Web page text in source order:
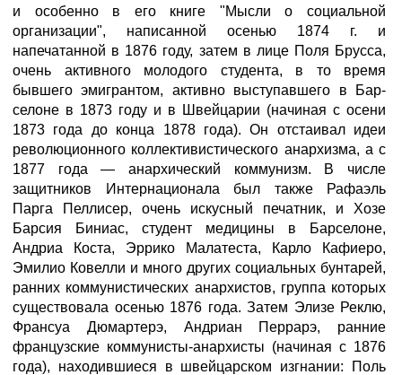
и особенно в его книге "Мысли о социальной
организации", написанной осенью 1874 г. и
напечатанной в 1876 году, затем в лице Поля Брусса,
очень активного молодого студента, в то время
бывшего эмигрантом, активно выступавшего в Бар­
селоне в 1873 году и в Швейцарии (начиная с осени
1873 года до конца 1878 года). Он отстаивал идеи
революционного коллективистического анархизма, а с
1877 года — анархический коммунизм. В числе
защитников Интернационала был также Рафаэль
Парга Пеллисер, очень искусный печатник, и Хозе
Барсия Биниас, студент медицины в Барселоне,
Андриа Коста, Эррико Малатеста, Карло Кафиеро,
Эмилио Ковелли и много других социальных бунтарей,
ранних коммунистических анархистов, группа которых
существовала осенью 1876 года. Затем Элизе Реклю,
Франсуа Дюмартерэ, Андриан Перрарэ, ранние
французские коммунисты-анархисты (начиная с 1876
года), находившиеся в швейцарском изгнании: Поль